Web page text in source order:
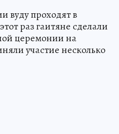
вуду проходят в
раз гаитяне сделали
церемонии на
участие несколько